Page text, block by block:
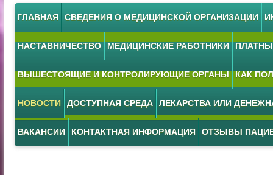
ГЛАВНАЯ СВЕДЕНИЯ О МЕДИЦИНСКОЙ ОРГАНИЗАЦИИ
НАСТАВНИЧЕСТВО МЕДИЦИНСКИЕ РАБОТНИКИ
ВЫШЕСТОЯЩИЕ И КОНТРОЛИРУЮЩИЕ ОРГАНЫ КАК
НОВОСТИ ДОСТУПНАЯ СРЕДА ЛЕКАРСТВА ИЛИ
ВАКАНСИИ КОНТАКТНАЯ ИНФОРМАЦИЯ ОТЗЫВЫ